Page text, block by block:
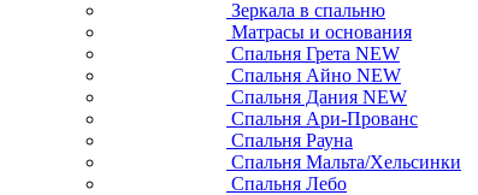
Зеркала в спальню
Матрасы и основания
Спальня Грета NEW
Спальня Айно NEW
Спальня Дания NEW
Спальня Ари-Прованс
Спальня Рауна
Спальня Мальта/Хельсинки
Спальня Лебо